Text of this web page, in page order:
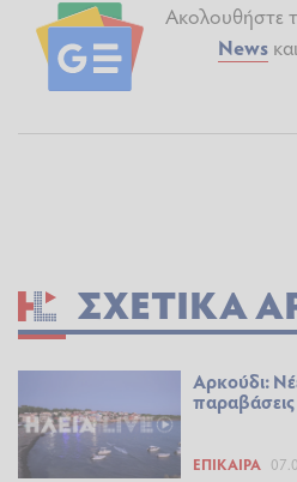
Ακολουθήστε
News
ΣΧΕΤΙΚΆ
Αρκούδι:
παραβάσεις
ΕΠΊΚΑΙΡΑ